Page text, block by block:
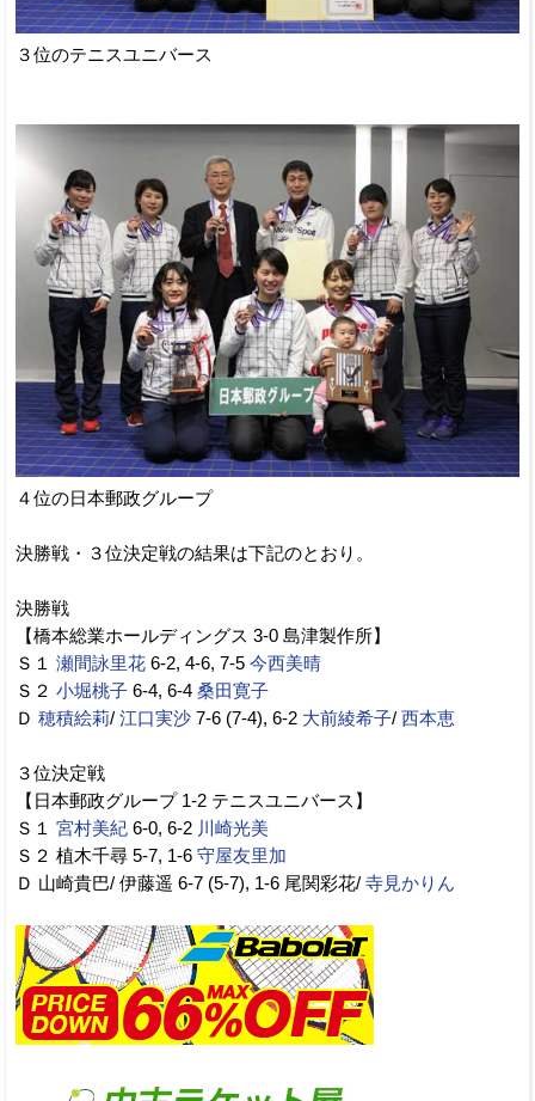
３位のテニスユニバース
４位の日本郵政グループ
決勝戦・３位決定戦の結果は下記のとおり。
決勝戦
【橋本総業ホールディングス 3-0 島津製作所】
Ｓ１ 瀬間詠里花 6-2, 4-6, 7-5 今西美晴
Ｓ２ 小堀桃子 6-4, 6-4 桑田寛子
Ｄ 穂積絵莉/ 江口実沙 7-6 (7-4), 6-2 大前綾希子/ 西本恵
３位決定戦
【日本郵政グループ 1-2 テニスユニバース】
Ｓ１ 宮村美紀 6-0, 6-2 川崎光美
Ｓ２ 植木千尋 5-7, 1-6 守屋友里加
Ｄ 山崎貴巴/ 伊藤遥 6-7 (5-7), 1-6 尾関彩花/ 寺見かりん